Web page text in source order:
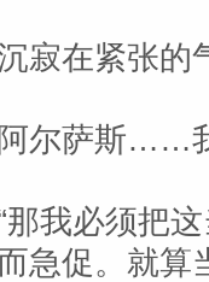
寂在紧张的
阿尔萨斯……
那我必须把
急促。就算